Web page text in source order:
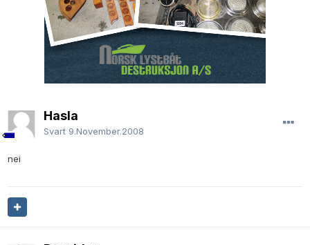
Hasla
Svart 9.November.2008
nei